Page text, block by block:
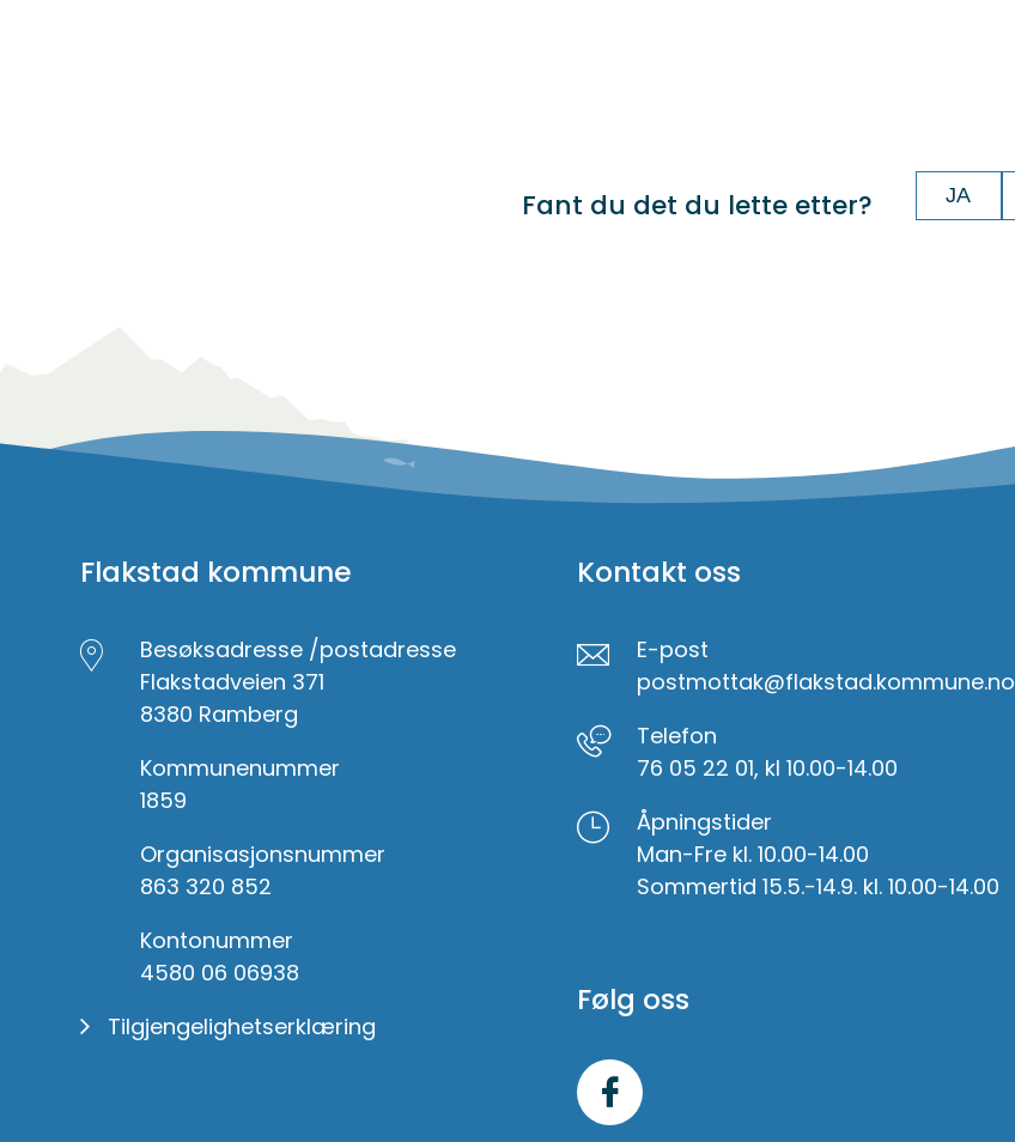
Fant du det du lette etter? JA
Flakstad kommune
Besøksadresse /postadresse
Flakstadveien 371
8380 Ramberg
Kommunenummer
1859
Organisasjonsnummer
863 320 852
Kontonummer
4580 06 06938
Tilgjengelighetserklæring
Kontakt oss
E-post
postmottak@flakstad.kommune.no
Telefon
76 05 22 01, kl 10.00-14.00
Åpningstider
Man-Fre kl. 10.00-14.00
Sommertid 15.5.-14.9. kl. 10.00-14.00
Følg oss